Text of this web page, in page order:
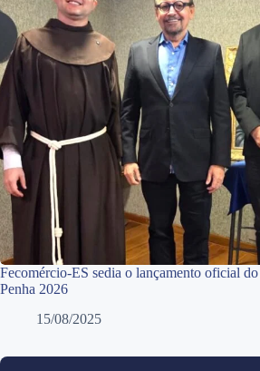
Fecomércio-ES sedia o lançamento oficial do
Penha 2026
15/08/2025